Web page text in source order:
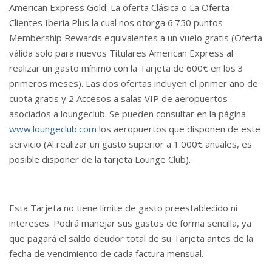
American Express Gold: La oferta Clásica o La Oferta
Clientes Iberia Plus la cual nos otorga 6.750 puntos
Membership Rewards equivalentes a un vuelo gratis (Oferta
válida solo para nuevos Titulares American Express al
realizar un gasto mínimo con la Tarjeta de 600€ en los 3
primeros meses). Las dos ofertas incluyen el primer año de
cuota gratis y 2 Accesos a salas VIP de aeropuertos
asociados a loungeclub. Se pueden consultar en la página
www.loungeclub.com los aeropuertos que disponen de este
servicio (Al realizar un gasto superior a 1.000€ anuales, es
posible disponer de la tarjeta Lounge Club).
Esta Tarjeta no tiene límite de gasto preestablecido ni
intereses. Podrá manejar sus gastos de forma sencilla, ya
que pagará el saldo deudor total de su Tarjeta antes de la
fecha de vencimiento de cada factura mensual.